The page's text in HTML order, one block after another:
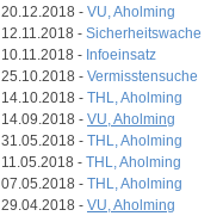
20.12.2018 - VU, Aholming
12.11.2018 - Sicherheitswache
10.11.2018 - Infoeinsatz
25.10.2018 - Vermisstensuche
14.10.2018 - THL, Aholming
14.09.2018 - VU, Aholming
31.05.2018 - THL, Aholming
11.05.2018 - THL, Aholming
07.05.2018 - THL, Aholming
29.04.2018 - VU, Aholming